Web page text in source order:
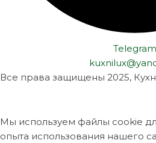
Telegram
Все права защищены 2025,
Мы используем файлы cookie
опыта использования нашего